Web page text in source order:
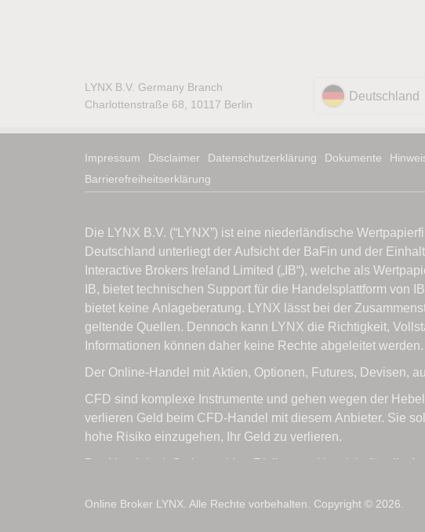
LYNX B.V. Germany Branch
Charlottenstraße 68, 10117 Berlin
Deutschland
Impressum Disclaimer Datenschutzerklärung Dokumente
Barrierefreiheitserklärung
Online Broker LYNX. Alle Rechte vorbehalten. Copyright © 2026.